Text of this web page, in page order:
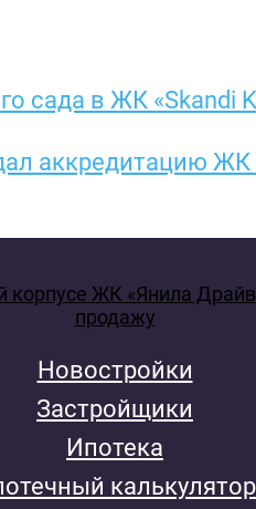
сада в ЖК «Skandi
аккредитацию ЖК
Новостройки
Застройщики
Ипотека
калькулятор